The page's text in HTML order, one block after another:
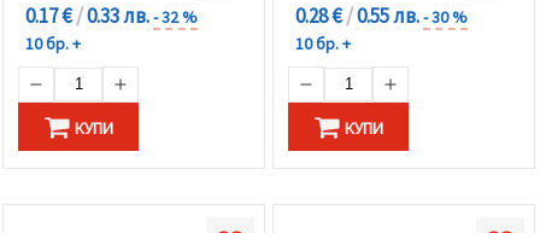
0.17 €/0.33 лв.- 32 %
10 бр. +
КУПИ
0.28 €/0.55 лв.- 30 %
10 бр. +
КУПИ